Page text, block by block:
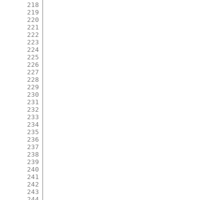
218
219
220
221
222
223
224
225
226
227
228
229
230
231
232
233
234
235
236
237
238
239
240
241
242
243